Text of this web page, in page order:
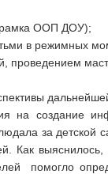
в рамка
детьми в
проведением
на создание
за детской
Как
помогло